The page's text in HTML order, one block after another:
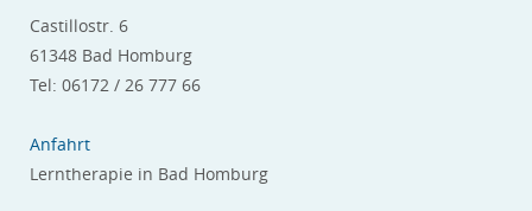
e
e
r
Castillostr. 6
61348 Bad Homburg
Tel: 06172 / 26 777 66
Anfahrt
Lerntherapie in Bad Homburg